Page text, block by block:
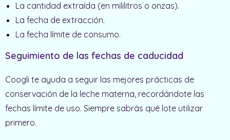
La cantidad extraída (en mililitros o onzas).
La fecha de extracción.
La fecha límite de consumo.
Seguimiento de las fechas de caducidad
Coogli te ayuda a seguir las mejores prácticas de
conservación de la leche materna, recordándote las
fechas límite de uso. Siempre sabrás qué lote utilizar
primero.